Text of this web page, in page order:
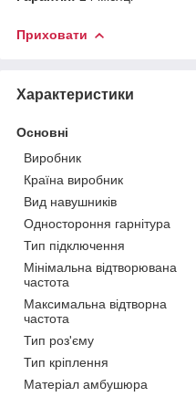
Приховати
Характеристики
Основні
Виробник
Країна виробник
Вид навушників
Одностороння гарнітура
Тип підключення
Мінімальна відтворювана
частота
Максимальна відтворна
частота
Тип роз'єму
Тип кріплення
Матеріал амбушюра